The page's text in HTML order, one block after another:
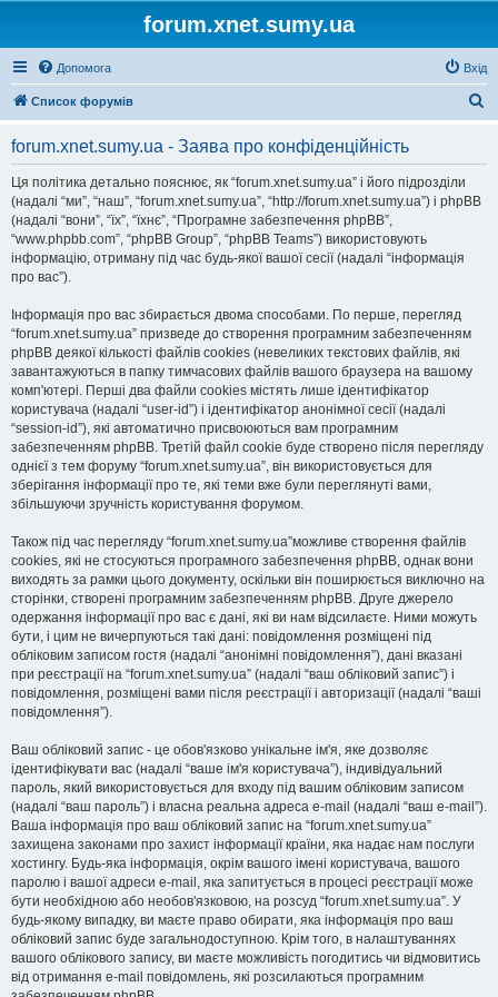
forum.xnet.sumy.ua
Допомога Вхід
Список форумів
forum.xnet.sumy.ua - Заява про конфіденційність
Ця політика детально пояснює, як “forum.xnet.sumy.ua” і його підрозділи
(надалі “ми”, “наш”, “forum.xnet.sumy.ua”, “http://forum.xnet.sumy.ua”) і phpBB
(надалі “вони”, “їх”, “їхнє”, “Програмне забезпечення phpBB”,
“www.phpbb.com”, “phpBB Group”, “phpBB Teams”) використовують
інформацію, отриману під час будь-якої вашої сесії (надалі “інформація
про вас”).
Інформація про вас збирається двома способами. По перше, перегляд
“forum.xnet.sumy.ua” призведе до створення програмним забезпеченням
phpBB деякої кількості файлів cookies (невеликих текстових файлів, які
завантажуються в папку тимчасових файлів вашого браузера на вашому
комп'ютері. Перші два файли cookies містять лише ідентифікатор
користувача (надалі “user-id”) і ідентифікатор анонімної сесії (надалі
“session-id”), які автоматично присвоюються вам програмним
забезпеченням phpBB. Третій файл cookie буде створено після перегляду
однієї з тем форуму “forum.xnet.sumy.ua”, він використовується для
зберігання інформації про те, які теми вже були переглянуті вами,
збільшуючи зручність користування форумом.
Також під час перегляду “forum.xnet.sumy.ua”можливе створення файлів
cookies, які не стосуються програмного забезпечення phpBB, однак вони
виходять за рамки цього документу, оскільки він поширюється виключно на
сторінки, створені програмним забезпеченням phpBB. Друге джерело
одержання інформації про вас є дані, які ви нам відсилаєте. Ними можуть
бути, і цим не вичерпуються такі дані: повідомлення розміщені під
обліковим записом гостя (надалі “анонімні повідомлення”), дані вказані
при реєстрації на “forum.xnet.sumy.ua” (надалі “ваш обліковий запис”) і
повідомлення, розміщені вами після реєстрації і авторизації (надалі “ваші
повідомлення”).
Ваш обліковий запис - це обов'язково унікальне ім'я, яке дозволяє
ідентифікувати вас (надалі “ваше ім'я користувача”), індивідуальний
пароль, який використовується для входу під вашим обліковим записом
(надалі “ваш пароль”) і власна реальна адреса e-mail (надалі “ваш e-mail”).
Ваша інформація про ваш обліковий запис на “forum.xnet.sumy.ua”
захищена законами про захист інформації країни, яка надає нам послуги
хостингу. Будь-яка інформація, окрім вашого імені користувача, вашого
паролю і вашої адреси e-mail, яка запитується в процесі реєстрації може
бути необхідною або необов'язковою, на розсуд “forum.xnet.sumy.ua”. У
будь-якому випадку, ви маєте право обирати, яка інформація про ваш
обліковий запис буде загальнодоступною. Крім того, в налаштуваннях
вашого облікового запису, ви маєте можливість погодитись чи відмовитись
від отримання e-mail повідомлень, які розсилаються програмним